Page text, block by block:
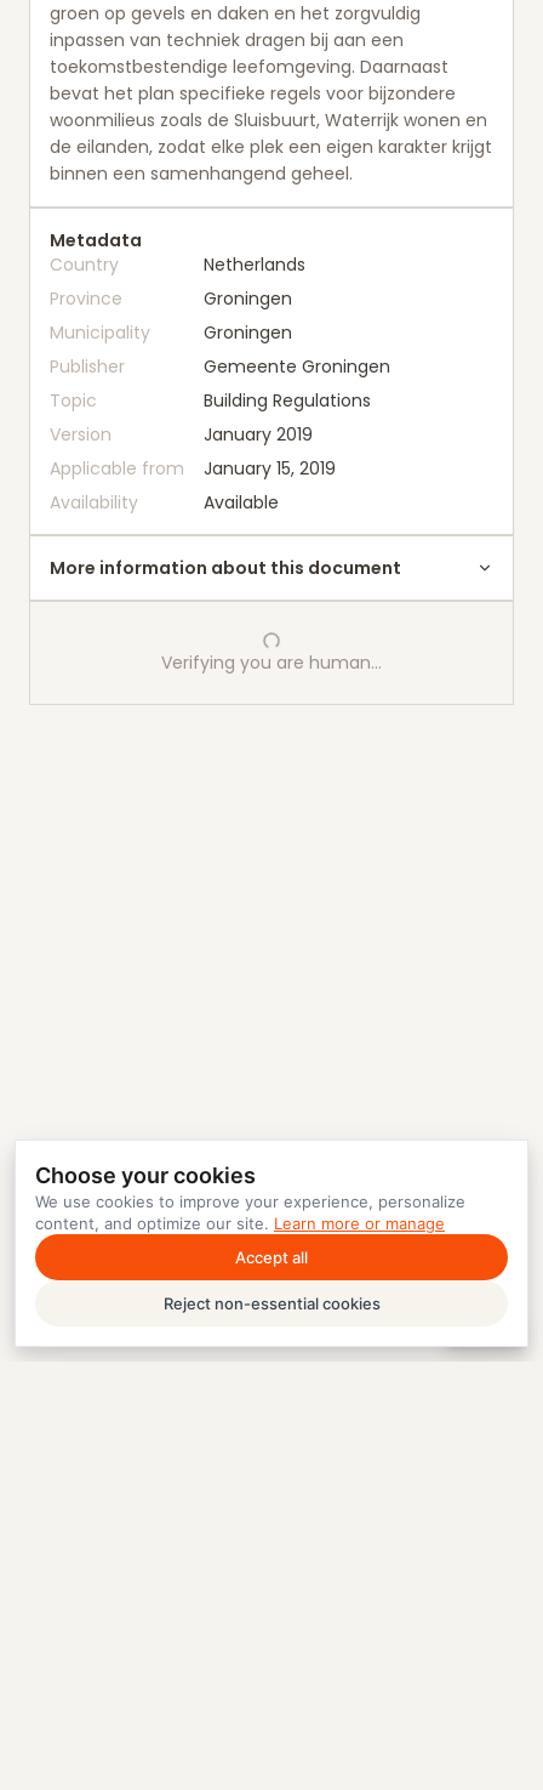
groen op gevels en daken en het zorgvuldig
inpassen van techniek dragen bij aan een
toekomstbestendige leefomgeving. Daarnaast
bevat het plan specifieke regels voor bijzondere
woonmilieus zoals de Sluisbuurt, Waterrijk wonen en
de eilanden, zodat elke plek een eigen karakter krijgt
binnen een samenhangend geheel.
Metadata
Country
Netherlands
Province
Groningen
Municipality
Groningen
Publisher
Gemeente Groningen
Topic
Building Regulations
Version
January 2019
Applicable from
January 15, 2019
Availability
Available
More information about this document
Verifying you are human…
Choose your cookies
We use cookies to improve your experience, personalize
content, and optimize our site. Learn more or manage
Accept all
Reject non-essential cookies